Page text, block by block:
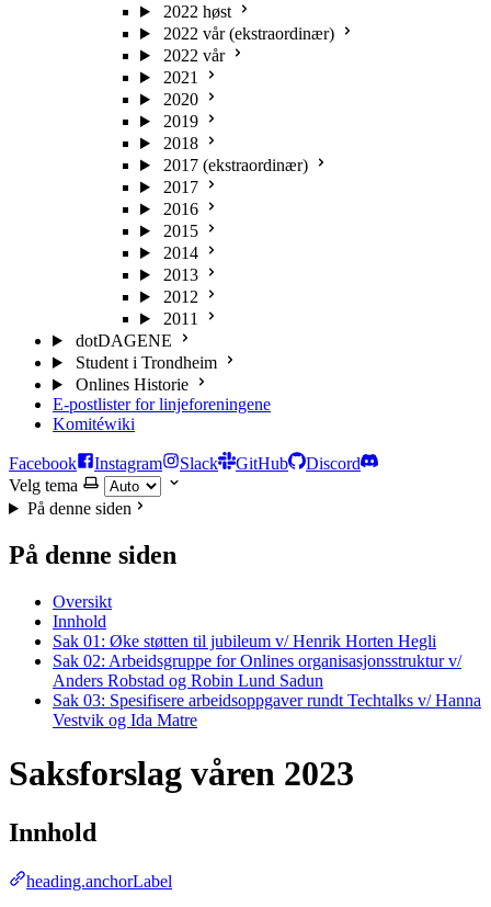
2022 høst
2022 vår (ekstraordinær)
2022 vår
2021
2020
2019
2018
2017 (ekstraordinær)
2017
2016
2015
2014
2013
2012
2011
dotDAGENE
Student i Trondheim
Onlines Historie
E-postlister for linjeforeningene
Komitéwiki
Facebook Instagram Slack GitHub
Discord
Velg tema
På denne siden
På denne siden
Oversikt
Innhold
Sak 01: Øke støtten til jubileum v/ Henrik Horten Hegli
Sak 02: Arbeidsgruppe for Onlines organisasjonsstruktur v/
Anders Robstad og Robin Lund Sadun
Sak 03: Spesifisere arbeidsoppgaver rundt Techtalks v/ Hanna
Vestvik og Ida Matre
Saksforslag våren 2023
Innhold
heading.anchorLabel